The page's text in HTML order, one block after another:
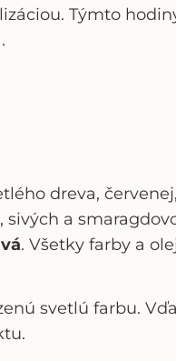
Týmto
dreva,
a
. Všetky farby a
svetlú farbu.